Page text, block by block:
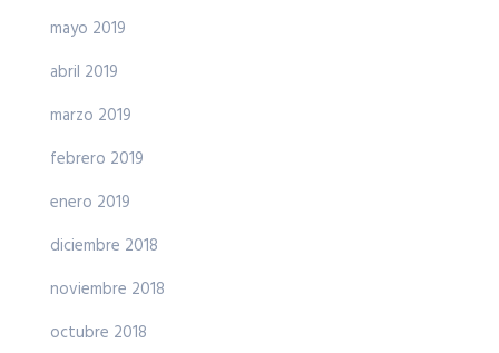
mayo 2019
abril 2019
marzo 2019
febrero 2019
enero 2019
diciembre 2018
noviembre 2018
octubre 2018